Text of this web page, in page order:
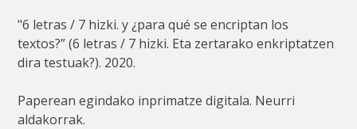
"6 letras / 7 hizki. y ¿para qué se encriptan los
textos?” (6 letras / 7 hizki. Eta zertarako enkriptatzen
dira testuak?). 2020.
Paperean egindako inprimatze digitala. Neurri
aldakorrak.